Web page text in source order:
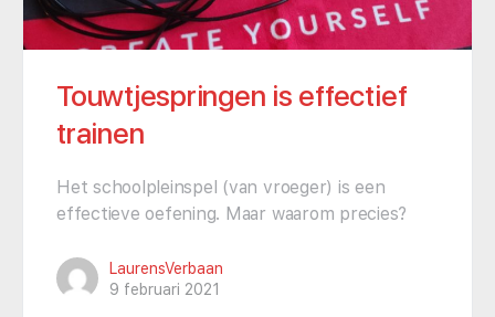
Touwtjespringen is effectief
trainen
Het schoolpleinspel (van vroeger) is een
effectieve oefening. Maar waarom precies?
LaurensVerbaan
9 februari 2021